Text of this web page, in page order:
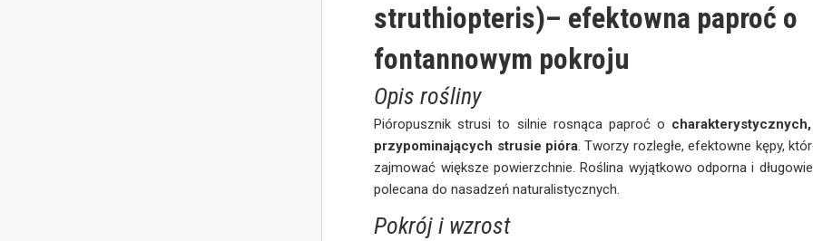
struthiopteris)– efektowna paproć o
fontannowym pokroju
Opis rośliny
Pióropusznik strusi to silnie rosnąca paproć o
przypominających strusie pióra. Tworzy rozległe, efektowne kępy,
zajmować większe powierzchnie. Roślina wyjątkowo odporna i
polecana do nasadzeń naturalistycznych.
Pokrój i wzrost